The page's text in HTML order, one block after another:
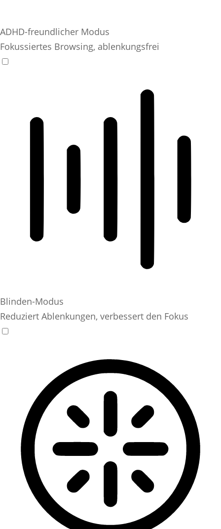
ADHD-freundlicher Modus
Fokussiertes Browsing, ablenkungsfrei
Blinden-Modus
Reduziert Ablenkungen, verbessert den Fokus